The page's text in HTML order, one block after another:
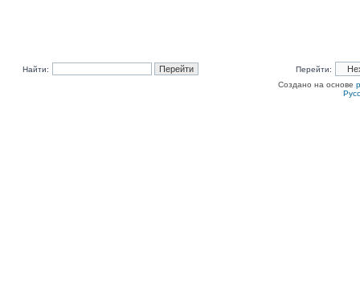
Найти:
Перейти:
Создано на основе